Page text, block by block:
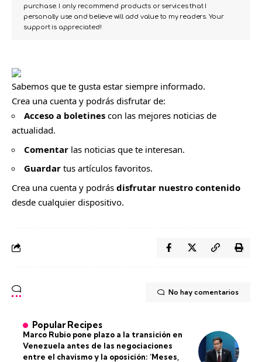
purchase. I only recommend products or services that I
personally use and believe will add value to my readers. Your
support is appreciated!
Sabemos que te gusta estar siempre informado.
Crea una cuenta y podrás disfrutar de:
Acceso a boletines con las mejores noticias de
actualidad.
Comentar las noticias que te interesan.
Guardar tus artículos favoritos.
Crea una cuenta y podrás disfrutar nuestro contenido
desde cualquier dispositivo.
No hay comentarios
Popular Recipes
Marco Rubio pone plazo a la transición en
Venezuela antes de las negociaciones
entre el chavismo y la oposición: ‘Meses,